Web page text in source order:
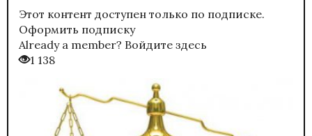
Этот контент доступен только по подписке.
Оформить подписку
Already a member? Войдите здесь
1 138